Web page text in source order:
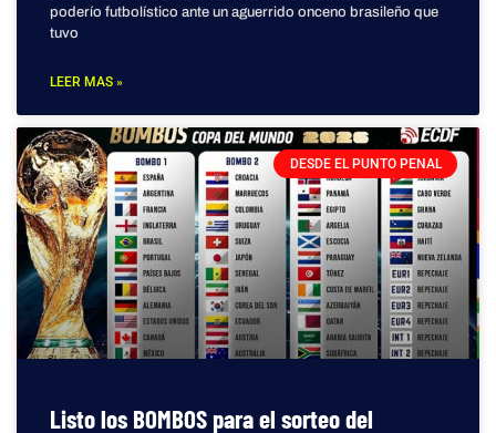
poderío futbolístico ante un aguerrido onceno brasileño que
tuvo
LEER MAS »
DESDE EL PUNTO PENAL
Listo los BOMBOS para el sorteo del